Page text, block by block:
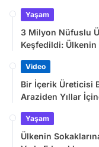
Yaşam
3 Milyon Nüfuslu
Keşfedildi:
Video
Bir İçerik Üreticisi
Araziden Yıllar
Yaşam
Ülkenin